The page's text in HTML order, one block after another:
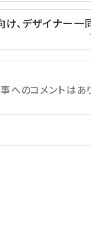
、デザイナー一
へのコメントはあ